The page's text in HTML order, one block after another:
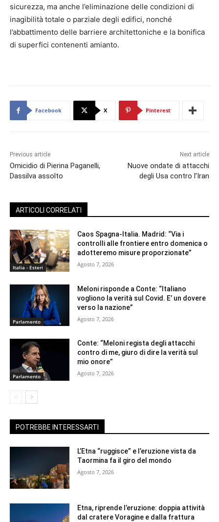
sicurezza, ma anche l’eliminazione delle condizioni di
inagibilità totale o parziale degli edifici, nonché
l’abbattimento delle barriere architettoniche e la bonifica
di superfici contenenti amianto.
Facebook X Pinterest
Previous article
Omicidio di Pierina Paganelli,
Dassilva assolto
Next article
Nuove ondate di attacchi
degli Usa contro l’Iran
ARTICOLI CORRELATI
Italia - Esteri
Caos Spagna-Italia. Madrid: “Via i
controlli alle frontiere entro domenica o
adotteremo misure proporzionate”
Agosto 7, 2026
Parlamento
Meloni risponde a Conte: “Italiano
vogliono la verità sul Covid. E’ un dovere
verso la nazione”
Agosto 7, 2026
Parlamento
Conte: “Meloni regista degli attacchi
contro di me, giuro di dire la verità sul
mio onore”
Agosto 7, 2026
POTREBBE INTERESSARTI
L’Etna “ruggisce” e l’eruzione vista da
Taormina fa il giro del mondo
Agosto 7, 2026
Etna, riprende l’eruzione: doppia attività
dal cratere Voragine e dalla frattura